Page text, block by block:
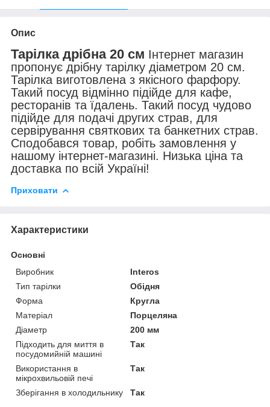
Опис
Тарілка дрібна 20 см Інтернет магазин
пропонує дрібну тарілку діаметром 20 см.
Тарілка виготовлена з якісного фарфору.
Такий посуд відмінно підійде для кафе,
ресторанів та їдалень. Такий посуд чудово
підійде для подачі других страв, для
сервірування святкових та банкетних страв.
Сподобався товар, робіть замовлення у
нашому інтернет-магазині. Низька ціна та
доставка по всій Україні!
Приховати
Характеристики
Основні
Виробник
Interos
Тип тарілки
Обідня
Форма
Кругла
Матеріал
Порцеляна
Діаметр
200 мм
Підходить для миття в
посудомийній машині
Так
Використання в
мікрохвильовій печі
Так
Зберігання в холодильнику Так